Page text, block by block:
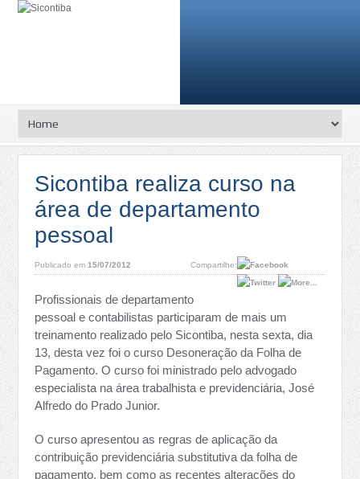
Sicontiba realiza curso na
área de departamento
pessoal
Publicado em15/07/2012 Compartilhe:
Profissionais de departamento
pessoal e contabilistas participaram de mais um
treinamento realizado pelo Sicontiba, nesta sexta, dia
13, desta vez foi o curso Desoneração da Folha de
Pagamento. O curso foi ministrado pelo advogado
especialista na área trabalhista e previdenciária, José
Alfredo do Prado Junior.
O curso apresentou as regras de aplicação da
contribuição previdenciária substitutiva da folha de
pagamento, bem como as recentes alterações do